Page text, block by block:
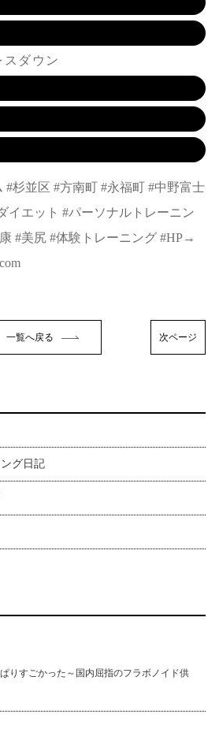
スダウン
#杉並区 #方南町 #永福町 #中野富士
イエット #パーソナルトレーニン
#美尻 #体験トレーニング #HP→
一覧へ戻る 次ページ
グ日記
りすごかった～国内屈指のフラボノイド供